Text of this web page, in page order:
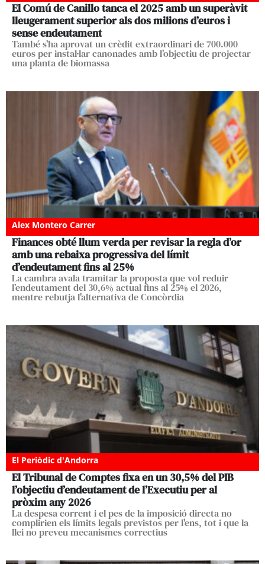
El Comú de Canillo tanca el 2025 amb un superàvit
lleugerament superior als dos milions d’euros i
sense endeutament
També s'ha aprovat un crèdit extraordinari de 700.000
euros per instal·lar canonades amb l'objectiu de projectar
una planta de biomassa
Alex Montero Carrer
Finances obté llum verda per revisar la regla d’or
amb una rebaixa progressiva del límit
d’endeutament fins al 25%
La cambra avala tramitar la proposta que vol reduir
l’endeutament del 30,6% actual fins al 25% el 2026,
mentre rebutja l'alternativa de Concòrdia
El Periòdic d'Andorra
El Tribunal de Comptes fixa en un 30,5% del PIB
l’objectiu d’endeutament de l’Executiu per al
pròxim any 2026
La despesa corrent i el pes de la imposició directa no
complirien els límits legals previstos per l'ens, tot i que la
llei no preveu mecanismes correctius